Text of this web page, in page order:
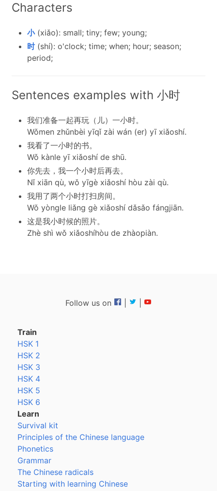
Characters
小(xiǎo): small; tiny; few; young;
时(shí): o'clock; time; when; hour; season;
period;
Sentences examples with 小时
我们准备一起再玩（儿）一小时。
Wǒmen zhǔnbèi yīqǐ zài wán (er) yī xiǎoshí.
我看了一小时的书。
Wǒ kànle yī xiǎoshí de shū.
你先去，我一个小时后再去。
Nǐ xiān qù, wǒ yīgè xiǎoshí hòu zài qù.
我用了两个小时打扫房间。
Wǒ yòngle liǎng gè xiǎoshí dǎsǎo fángjiān.
这是我小时候的照片。
Zhè shì wǒ xiǎoshíhòu de zhàopiàn.
Follow us on
Train
HSK 1
HSK 2
HSK 3
HSK 4
HSK 5
HSK 6
Learn
Survival kit
Principles of the Chinese language
Phonetics
Grammar
The Chinese radicals
Starting with learning Chinese